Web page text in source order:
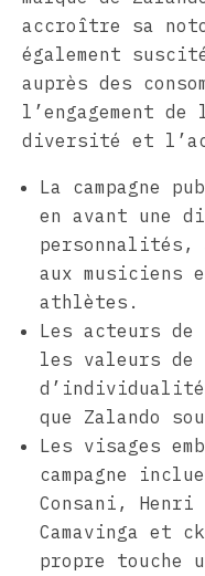
accroître sa
également
auprès des
l’engagement
diversité et
La campagne
en avant une
personnalités,
aux musiciens
athlètes.
Les acteurs
les valeurs
que Zalando
Les visages
campagne
Consani, Henri
Camavinga et
propre touche